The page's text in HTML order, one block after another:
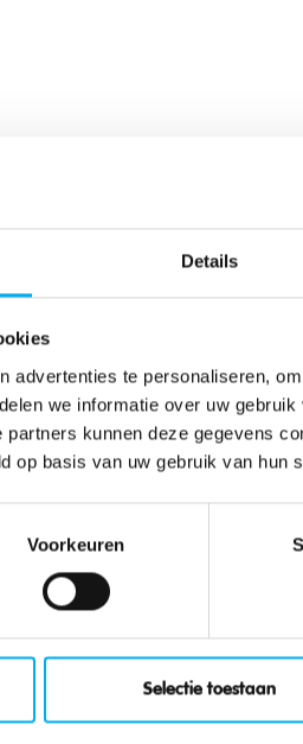
Details
advertenties te personaliseren,
we informatie over uw
kunnen deze gegevens
op basis van uw gebruik van hun
Voorkeuren
Selectie toestaan